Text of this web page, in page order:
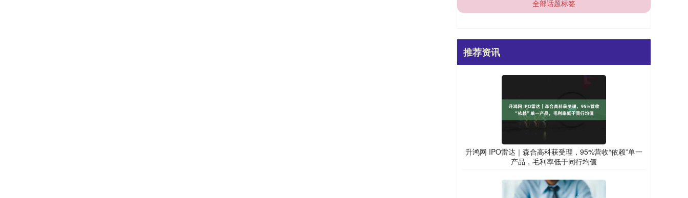
全部话题标签
推荐资讯
升鸿网 IPO雷达｜森合高科获受理，95%营收“依赖”单一
产品，毛利率低于同行均值